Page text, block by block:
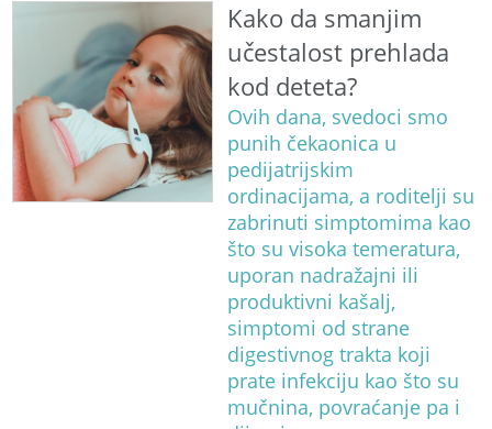
Kako da smanjim
učestalost prehlada
kod deteta?
Ovih dana, svedoci smo
punih čekaonica u
pedijatrijskim
ordinacijama, a roditelji su
zabrinuti simptomima kao
što su visoka temeratura,
uporan nadražajni ili
produktivni kašalj,
simptomi od strane
digestivnog trakta koji
prate infekciju kao što su
mučnina, povraćanje pa i